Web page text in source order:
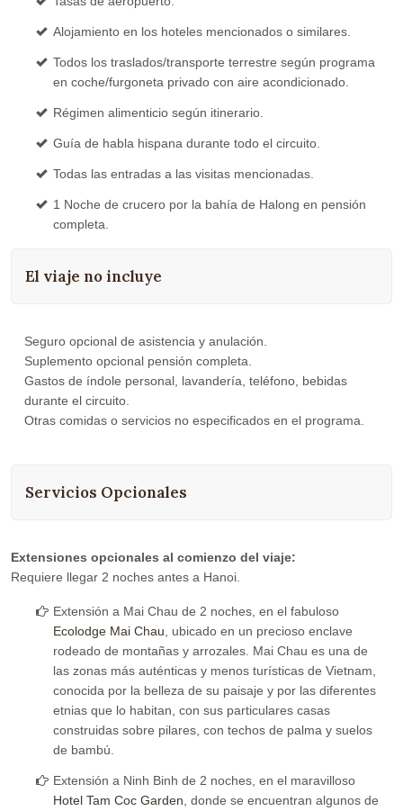
Alojamiento en los hoteles mencionados o similares.
Todos los traslados/transporte terrestre según programa
en coche/furgoneta privado con aire acondicionado.
Régimen alimenticio según itinerario.
Guía de habla hispana durante todo el circuito.
Todas las entradas a las visitas mencionadas.
1 Noche de crucero por la bahía de Halong en pensión
completa.
El viaje no incluye
Seguro opcional de asistencia y anulación.
Suplemento opcional pensión completa.
Gastos de índole personal, lavandería, teléfono, bebidas
durante el circuito.
Otras comidas o servicios no especificados en el programa.
Servicios Opcionales
Extensiones opcionales al comienzo del viaje:
Requiere llegar 2 noches antes a Hanoi.
Extensión a Mai Chau de 2 noches, en el fabuloso
Ecolodge Mai Chau , ubicado en un precioso enclave
rodeado de montañas y arrozales. Mai Chau es una de
las zonas más auténticas y menos turísticas de Vietnam,
conocida por la belleza de su paisaje y por las diferentes
etnias que lo habitan, con sus particulares casas
construidas sobre pilares, con techos de palma y suelos
de bambú.
Extensión a Ninh Binh de 2 noches, en el maravilloso
Hotel Tam Coc Garden , donde se encuentran algunos de